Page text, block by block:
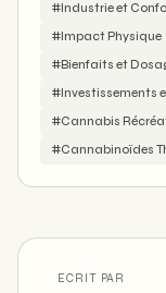
#Industrie et
#Impact Physique
#Bienfaits et
#Investissements
#Cannabis
#Cannabinoïdes
ECRIT PAR